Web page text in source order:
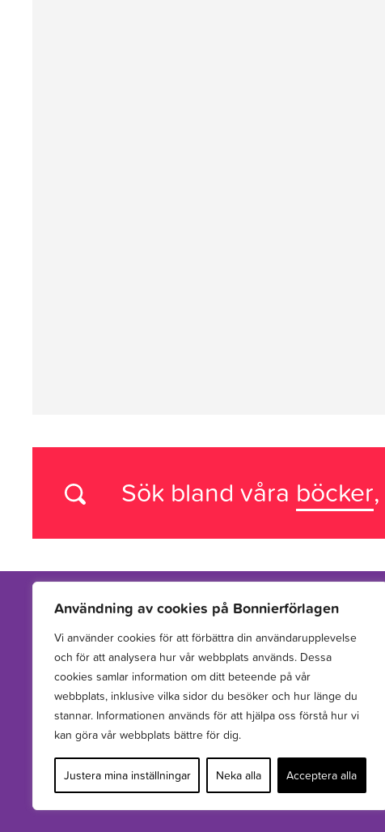
Användning av cookies på Bonnierförlagen
Vi använder cookies för att förbättra din användarupplevelse
och för att analysera hur vår webbplats används. Dessa
cookies samlar information om ditt beteende på vår
webbplats, inklusive vilka sidor du besöker och hur länge du
stannar. Informationen används för att hjälpa oss förstå hur vi
kan göra vår webbplats bättre för dig.
Justera mina inställningar Neka alla Acceptera alla
Sök bland våra böcker,
Vi arbetar med att hitta, utveckla, publicera och sprida
berättelser för barn och unga.